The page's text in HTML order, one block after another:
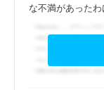
な不満があった